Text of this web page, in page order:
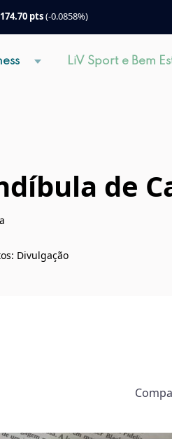
174.70 pts(-0.0858%)
LiV Sport e Bem
de
Divulgação